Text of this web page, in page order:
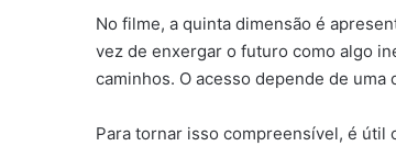
No filme, a quinta dimensão é
vez de enxergar o futuro como algo
caminhos. O acesso depende de
Para tornar isso compreensível, é útil